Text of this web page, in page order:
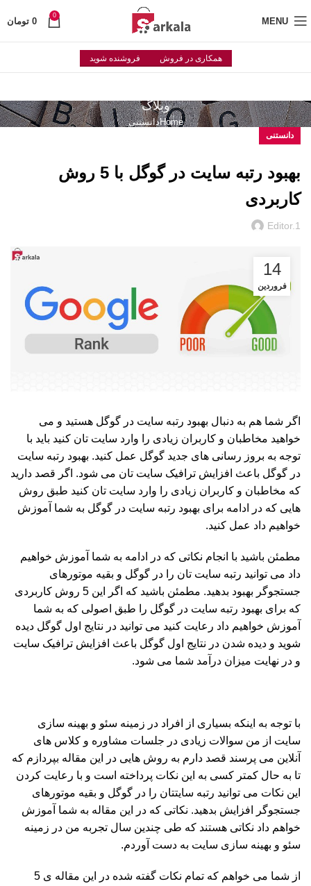
MENU
0
0 تومان
همکاری در فروش فروشنده شوید
وبلاگ
Homeدانستنی
دانستنی
بهبود رتبه سایت در گوگل با 5 روش
کاربردی
Editor.1
14
فروردین
اگر شما هم به دنبال بهبود رتبه سایت در گوگل هستید و می
خواهید مخاطبان و کاربران زیادی را وارد سایت تان کنید باید با
توجه به بروز رسانی های جدید گوگل عمل کنید. بهبود رتبه سایت
در گوگل باعث افزایش ترافیک سایت تان می شود. اگر قصد دارید
که مخاطبان و کاربران زیادی را وارد سایت تان کنید طبق روش
هایی که در ادامه برای بهبود رتبه سایت در گوگل به شما آموزش
خواهیم داد عمل کنید.
مطمئن باشید با انجام نکاتی که در ادامه به شما آموزش خواهیم
داد می توانید رتبه سایت تان را در گوگل و بقیه موتورهای
جستجوگر بهبود بدهید. مطمئن باشید که اگر این 5 روش کاربردی
که برای بهبود رتبه سایت در گوگل را طبق اصولی که به شما
آموزش خواهیم داد رعایت کنید می توانید در نتایج اول گوگل دیده
شوید و دیده شدن در نتایج اول گوگل باعث افزایش ترافیک سایت
و در نهایت میزان درآمد شما می شود.
با توجه به اینکه بسیاری از افراد در زمینه سئو و بهینه سازی
سایت از من سوالات زیادی در جلسات مشاوره و کلاس های
آنلاین می پرسند قصد دارم به روش هایی در این مقاله بپردازم که
تا به حال کمتر کسی به این نکات پرداخته است و با رعایت کردن
این نکات می توانید رتبه سایتتان را در گوگل و بقیه موتورهای
جستجوگر افزایش بدهید. نکاتی که در این مقاله به شما آموزش
خواهم داد نکاتی هستند که طی چندین سال تجربه من در زمینه
سئو و بهینه سازی سایت به دست آوردم.
از شما می خواهم که تمام نکات گفته شده در این مقاله ی 5